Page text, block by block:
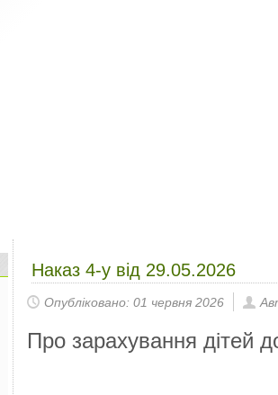
Наказ 4-у від 29.05.2026
Опубліковано: 01 червня 2026
Про зарахування дітей